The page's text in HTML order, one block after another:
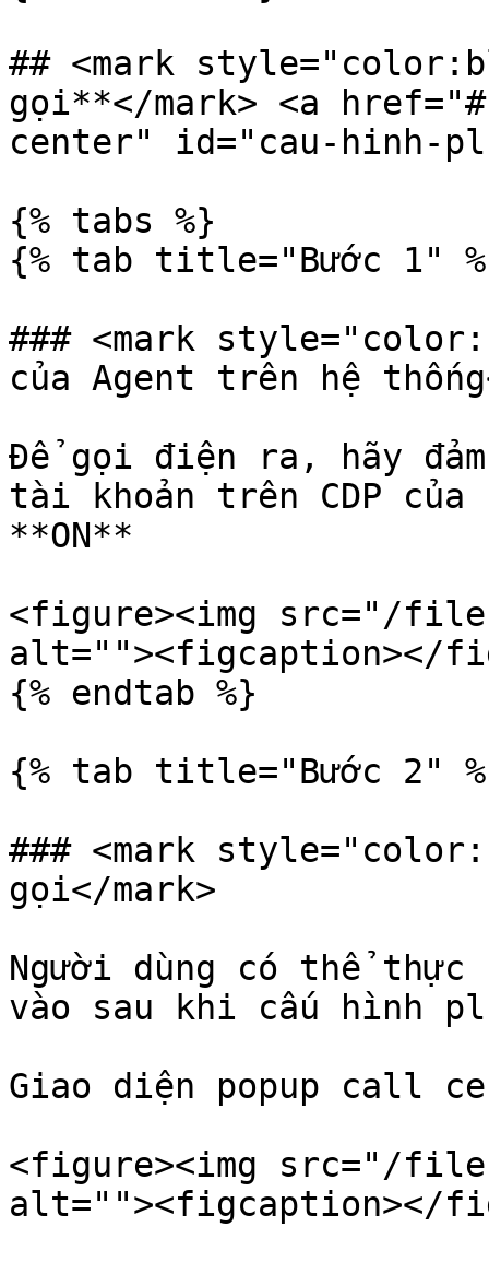
## <mark
gọi**</mark> <a
center" id="cau-hinh-
{% tabs %}
{% tab title="Bước 1"
### <mark
của Agent trên hệ
Để gọi điện ra, hãy
tài khoản trên CDP
**ON**
<figure><img src="/files/
alt=""><figcaption></
{% endtab %}
{% tab title="Bước 2"
### <mark
gọi</mark>
Người dùng có thể
vào sau khi cấu hình
Giao diện popup call
<figure><img src="/files/
alt=""><figcaption></